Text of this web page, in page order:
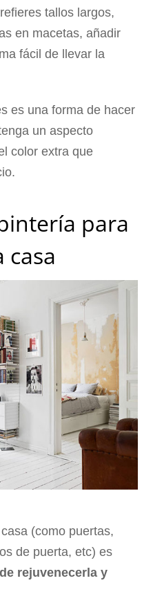
tallos largos,
en macetas, añadir
fácil de llevar la
es una forma de hacer
un aspecto
color extra que
para
casa
(como puertas,
de puerta, etc) es
rejuvenecerla y